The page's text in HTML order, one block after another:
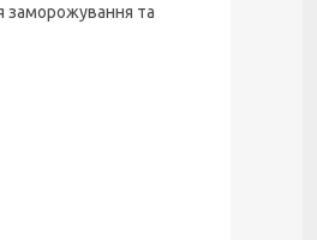
заморожування та